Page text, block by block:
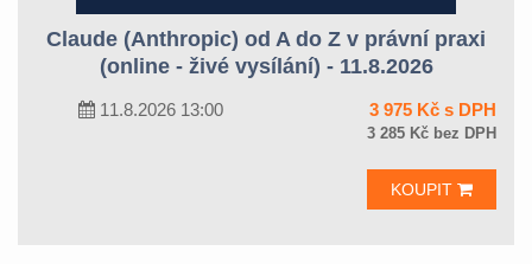
Claude (Anthropic) od A do Z v právní praxi
(online - živé vysílání) - 11.8.2026
11.8.2026 13:00 3 975 Kč s DPH
3 285 Kč bez DPH
KOUPIT